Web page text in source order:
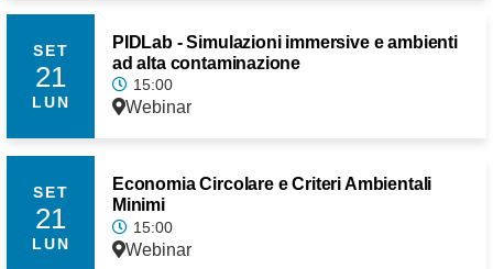
SET
21
LUN
PIDLab - Simulazioni immersive e ambienti
ad alta contaminazione
15:00
Webinar
SET
21
LUN
Economia Circolare e Criteri Ambientali
Minimi
15:00
Webinar